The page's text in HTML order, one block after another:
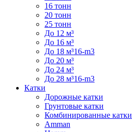
16 тонн
20 тонн
25 тонн
До 12 м³
До 16 м³
До 18 м³16-m3
До 20 м³
До 24 м³
До 28 м³16-m3
Катки
Дорожные катки
Грунтовые катки
Комбинированные катки
Amman